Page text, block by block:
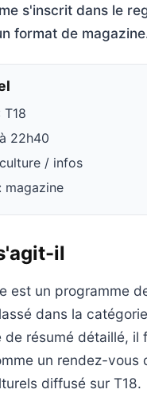
s'inscrit dans le
format de
T18
22h40
/ infos
magazine
il
est un programme
dans la
de résumé détaillé, il
un rendez-vous
diffusé sur T18.